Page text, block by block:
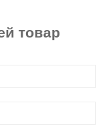
товар